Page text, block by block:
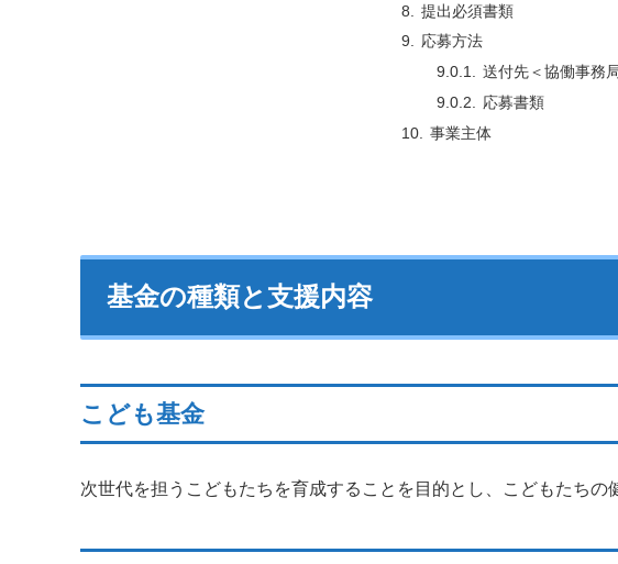
提出必須書類
応募方法
送付先＜協働事務
応募書類
事業主体
基金の種類と支援内容
こども基金
次世代を担うこどもたちを育成することを目的とし、こどもたちの